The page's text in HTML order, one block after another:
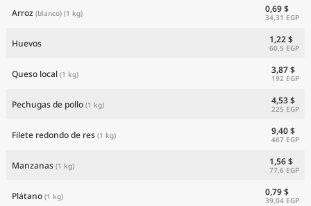
Arroz (blanco) (1 kg) 0,69 $
34,31 EGP
Huevos 1,22 $
60,5 EGP
Queso local (1 kg) 3,87 $
192 EGP
Pechugas de pollo (1 kg) 4,53 $
225 EGP
Filete redondo de res (1 kg) 9,40 $
467 EGP
Manzanas (1 kg) 1,56 $
77,6 EGP
Plátano (1 kg) 0,79 $
39,04 EGP